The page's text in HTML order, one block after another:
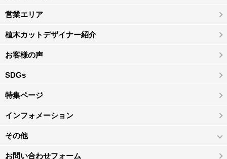
営業エリア
植木カットデザイナー紹介
お客様の声
SDGs
特集ページ
インフォメーション
その他
お問い合わせフォーム